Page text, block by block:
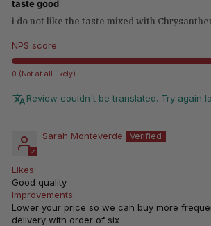
taste good
i do not like the taste mixed with
NPS score:
0 (Not at all likely)
Review couldn't be translated. Try again
Sarah Monteverde
Likes:
Good quality
Improvements:
Lower your price so we can buy more
delivery with order of six